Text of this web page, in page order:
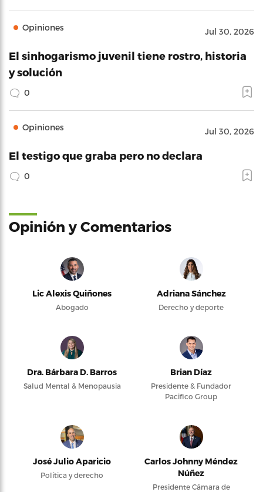
Opiniones Jul 30, 2026
El sinhogarismo juvenil tiene rostro, historia
y solución
0
Opiniones Jul 30, 2026
El testigo que graba pero no declara
0
Opinión y Comentarios
Lic Alexis Quiñones
Abogado
Adriana Sánchez
Derecho y deporte
Dra. Bárbara D. Barros
Salud Mental & Menopausia
Brian Díaz
Presidente & Fundador
Pacifico Group
José Julio Aparicio
Política y derecho
Carlos Johnny Méndez
Núñez
Presidente Cámara de